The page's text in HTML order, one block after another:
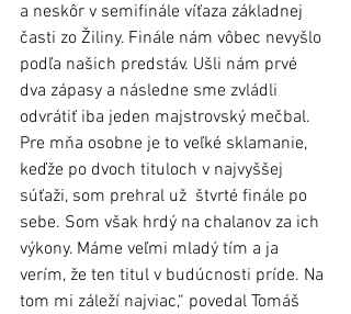
a neskôr v semifinále víťaza základnej
časti zo Žiliny. Finále nám vôbec nevyšlo
podľa našich predstáv. Ušli nám prvé
dva zápasy a následne sme zvládli
odvrátiť iba jeden majstrovský mečbal.
Pre mňa osobne je to veľké sklamanie,
keďže po dvoch tituloch v najvyššej
súťaži, som prehral už  štvrté finále po
sebe. Som však hrdý na chalanov za ich
výkony. Máme veľmi mladý tím a ja
verím, že ten titul v budúcnosti príde. Na
tom mi záleží najviac,“ povedal Tomáš